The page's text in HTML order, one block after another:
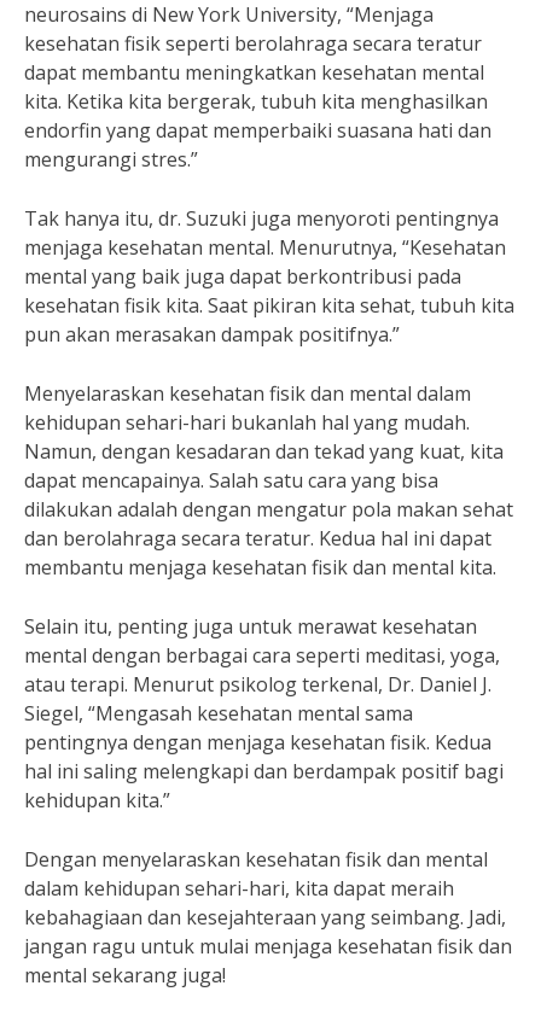
neurosains di New York University, “Menjaga
kesehatan fisik seperti berolahraga secara teratur
dapat membantu meningkatkan kesehatan mental
kita. Ketika kita bergerak, tubuh kita menghasilkan
endorfin yang dapat memperbaiki suasana hati dan
mengurangi stres.”
Tak hanya itu, dr. Suzuki juga menyoroti pentingnya
menjaga kesehatan mental. Menurutnya, “Kesehatan
mental yang baik juga dapat berkontribusi pada
kesehatan fisik kita. Saat pikiran kita sehat, tubuh kita
pun akan merasakan dampak positifnya.”
Menyelaraskan kesehatan fisik dan mental dalam
kehidupan sehari-hari bukanlah hal yang mudah.
Namun, dengan kesadaran dan tekad yang kuat, kita
dapat mencapainya. Salah satu cara yang bisa
dilakukan adalah dengan mengatur pola makan sehat
dan berolahraga secara teratur. Kedua hal ini dapat
membantu menjaga kesehatan fisik dan mental kita.
Selain itu, penting juga untuk merawat kesehatan
mental dengan berbagai cara seperti meditasi, yoga,
atau terapi. Menurut psikolog terkenal, Dr. Daniel J.
Siegel, “Mengasah kesehatan mental sama
pentingnya dengan menjaga kesehatan fisik. Kedua
hal ini saling melengkapi dan berdampak positif bagi
kehidupan kita.”
Dengan menyelaraskan kesehatan fisik dan mental
dalam kehidupan sehari-hari, kita dapat meraih
kebahagiaan dan kesejahteraan yang seimbang. Jadi,
jangan ragu untuk mulai menjaga kesehatan fisik dan
mental sekarang juga!